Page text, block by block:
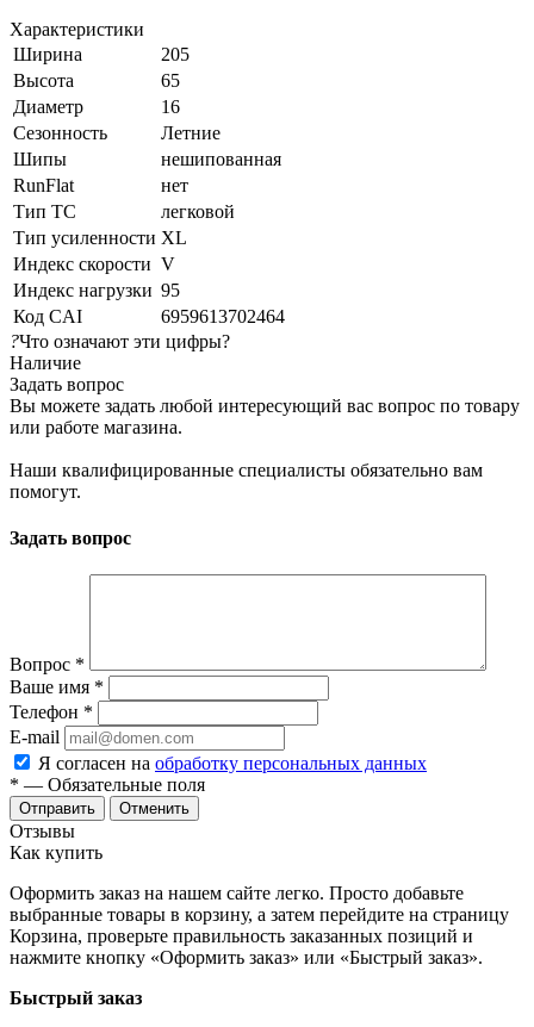
Характеристики
Ширина
205
Высота
65
Диаметр
16
Сезонность
Летние
Шипы
нешипованная
RunFlat
нет
Тип ТС
легковой
Тип усиленности XL
Индекс скорости V
Индекс нагрузки 95
Код CAI
6959613702464
?Что означают эти цифры?
Наличие
Задать вопрос
Вы можете задать любой интересующий вас вопрос по товару
или работе магазина.
Наши квалифицированные специалисты обязательно вам
помогут.
Задать вопрос
Вопрос *
Ваше имя *
Телефон *
E-mail
Я согласен на обработку персональных данных
* — Обязательные поля
Отменить
Отзывы
Как купить
Оформить заказ на нашем сайте легко. Просто добавьте
выбранные товары в корзину, а затем перейдите на страницу
Корзина, проверьте правильность заказанных позиций и
нажмите кнопку «Оформить заказ» или «Быстрый заказ».
Быстрый заказ